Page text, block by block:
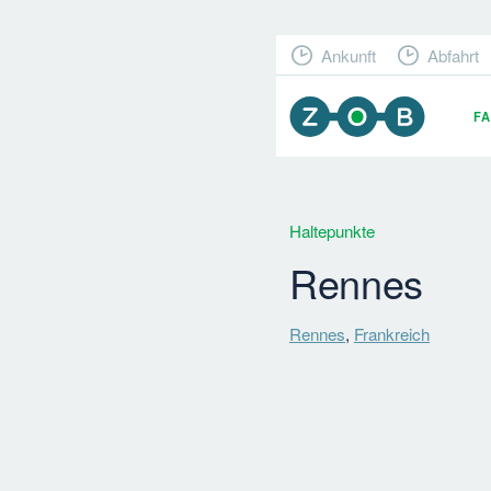
Ankunft Abfahrt
Haltepunkte
Rennes
Rennes, Frankreich